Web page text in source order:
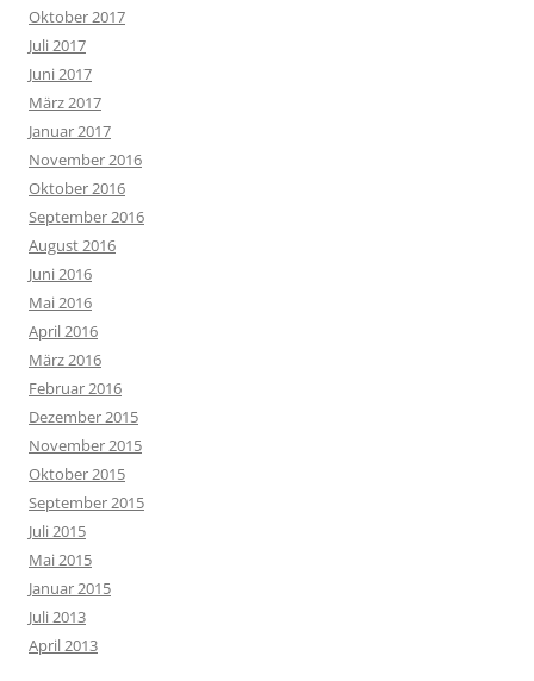
Oktober 2017
Juli 2017
Juni 2017
März 2017
Januar 2017
November 2016
Oktober 2016
September 2016
August 2016
Juni 2016
Mai 2016
April 2016
März 2016
Februar 2016
Dezember 2015
November 2015
Oktober 2015
September 2015
Juli 2015
Mai 2015
Januar 2015
Juli 2013
April 2013